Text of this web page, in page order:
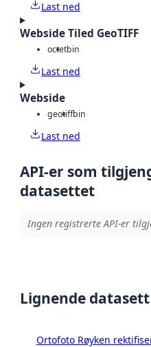
Last ned
Webside Tiled GeoTIFF
octetbin
Last ned
Webside
geotiffbin
Last ned
API-er som
datasettet
Ingen registrerte API-er
Lignende datasett
Ortofoto Røyken